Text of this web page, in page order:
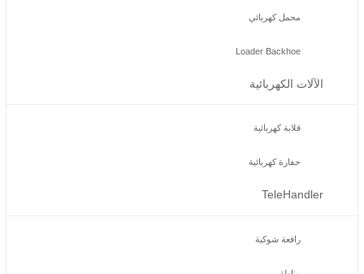
محمل كهربائي
Loader Backhoe
الآلات الكهربائية
قلابة كهربائية
حفارة كهربائية
TeleHandler
رافعة شوكية